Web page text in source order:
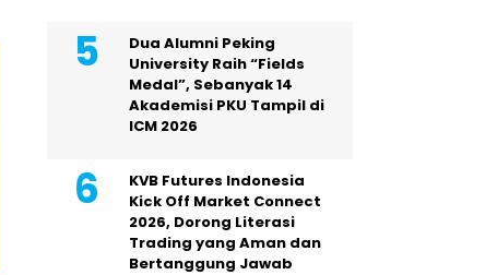
Dua Alumni Peking
University Raih “Fields
Medal”, Sebanyak 14
Akademisi PKU Tampil di
ICM 2026
KVB Futures Indonesia
Kick Off Market Connect
2026, Dorong Literasi
Trading yang Aman dan
Bertanggung Jawab